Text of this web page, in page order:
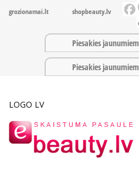
grozionamai.lt shopbeauty.lv
Piesakies jaunumiem
Piesakies jaunumiem
LOGO LV